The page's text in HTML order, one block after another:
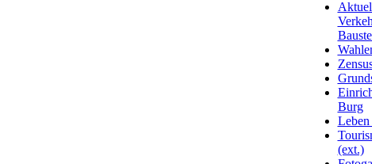
Burg
(ext.)